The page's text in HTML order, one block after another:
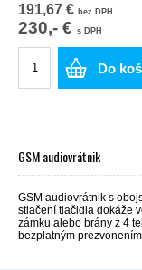
191,67 € bez DPH
230,- € s DPH
Do
GSM audiovrátnik
GSM audiovrátnik s
stlačení tlačidla dokáže
zámku alebo brány z 4
bezplatným